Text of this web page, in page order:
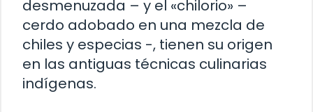
desmenuzada – y el «chilorio» –
cerdo adobado en una mezcla de
chiles y especias -, tienen su origen
en las antiguas técnicas culinarias
indígenas.